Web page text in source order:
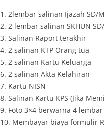
1. 2lembar salinan Ijazah SD/
2. 2 lembar salinan SKHUN
3. Salinan Raport terakhir
4. 2 salinan KTP Orang tua
5. 2 salinan Kartu Keluarga
6. 2 salinan Akta Kelahiran
7. Kartu NISN
8. Salinan Kartu KPS (Jika
9. Foto 3×4 berwarna 4 lembar
10. Membayar biaya formulir